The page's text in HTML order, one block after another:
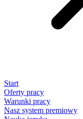
Start
Oferty pracy
Warunki pracy
Nasz system premiowy